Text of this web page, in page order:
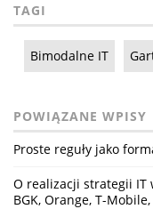
TAGI
Bimodalne IT
POWIĄZANE WPISY
Proste reguły jako
O realizacji strategii IT
BGK, Orange, T-